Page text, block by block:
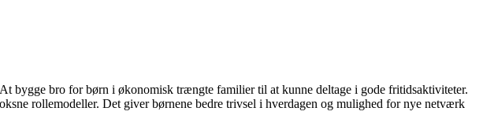
bygge bro for børn i økonomisk trængte familier til at kunne deltage i gode fritidsaktiviteter.
rollemodeller. Det giver børnene bedre trivsel i hverdagen og mulighed for nye netværk